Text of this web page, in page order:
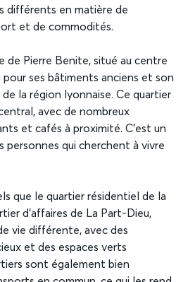
différents en matière de
et de commodités.
de Pierre Benite, situé au centre
ses bâtiments anciens et son
la région lyonnaise. Ce quartier
avec de nombreux
et cafés à proximité. C’est un
personnes qui cherchent à vivre
que le quartier résidentiel de la
d’affaires de La Part-Dieu,
vie différente, avec des
et des espaces verts
sont également bien